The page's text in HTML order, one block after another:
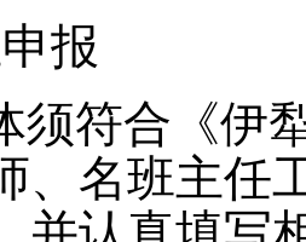
报
须符合《伊
、名班主任